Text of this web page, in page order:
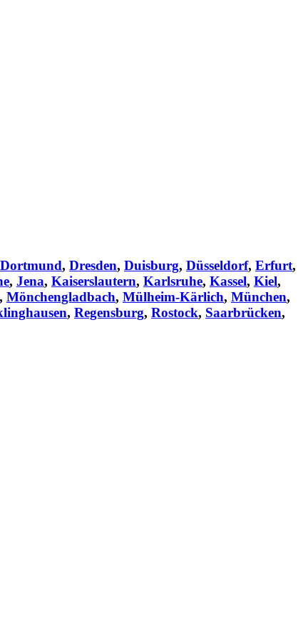
Dortmund, Dresden, Duisburg, Düsseldorf, Erfurt,
, Jena, Kaiserslautern, Karlsruhe, Kassel, Kiel,
, Mönchengladbach, Mülheim-Kärlich, München,
, Regensburg, Rostock, Saarbrücken,